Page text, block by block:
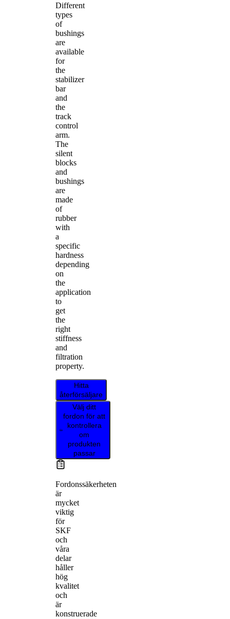
Different
types
of
bushings
are
available
for
the
stabilizer
bar
and
the
track
control
arm.
The
silent
blocks
and
bushings
are
made
of
rubber
with
a
specific
hardness
depending
on
the
application
to
get
the
right
stiffness
and
filtration
property.
Hitta
återförsäljare
Välj ditt
fordon för att
kontrollera
om
produkten
passar
Fordonssäkerheten
är
mycket
viktig
för
SKF
och
våra
delar
håller
hög
kvalitet
och
är
konstruerade